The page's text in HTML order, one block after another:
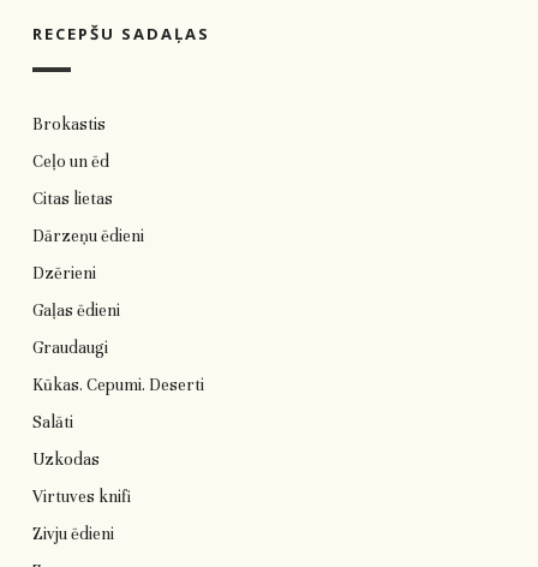
RECEPŠU SADAĻAS
Brokastis
Ceļo un ēd
Citas lietas
Dārzeņu ēdieni
Dzērieni
Gaļas ēdieni
Graudaugi
Kūkas. Cepumi. Deserti
Salāti
Uzkodas
Virtuves knifi
Zivju ēdieni